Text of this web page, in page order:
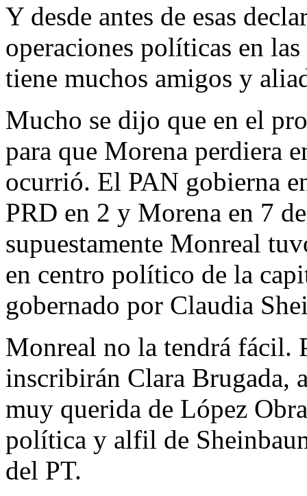
Y desde antes de esas
operaciones políticas en
tiene muchos amigos y
Mucho se dijo que en el
para que Morena perdiera
ocurrió. El PAN gobierna
PRD en 2 y Morena en 7
supuestamente Monreal
en centro político de la
gobernado por Claudia
Monreal no la tendrá fácil.
inscribirán Clara Brugada,
muy querida de López
política y alfil de
del PT.